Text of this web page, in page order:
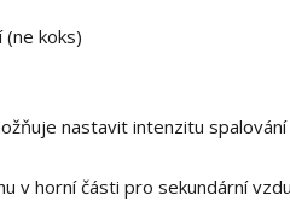
koks)
nastavit intenzitu
v horní části pro sekundární